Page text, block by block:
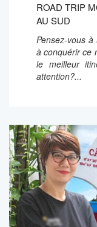
ROAD TRIP
AU SUD
Pensez-vous
à conquérir ce
le meilleur
attention?...